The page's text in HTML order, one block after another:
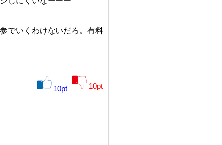
でいくわけないだろ。有料
10pt 10pt